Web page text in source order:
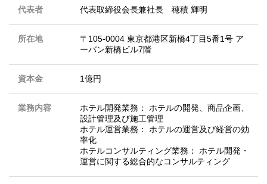
代表者 代表取締役会長兼社長 穂積 輝明
所在地
〒105-0004 東京都港区新橋4丁目5番1号 ア
ーバン新橋ビル7階
資本金 1億円
業務内容
ホテル開発業務： ホテルの開発、商品企画、
設計管理及び施工管理
ホテル運営業務： ホテルの運営及び経営の効
率化
ホテルコンサルティング業務： ホテル開発・
運営に関する総合的なコンサルティング